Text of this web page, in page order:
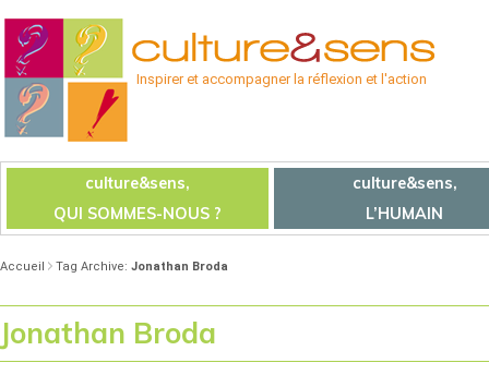
Inspirer et accompagner la réflexion et l'action
culture&sens,
QUI SOMMES-NOUS ?
culture&sens,
L’HUMAIN
Accueil Tag Archive: Jonathan Broda
Jonathan Broda